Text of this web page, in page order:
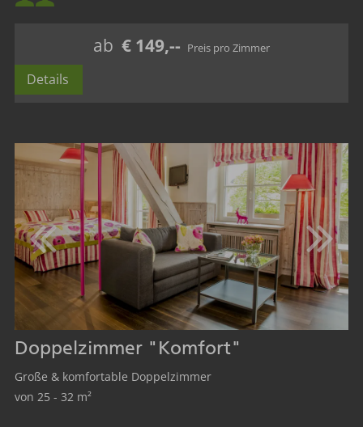
Maximalbelegung:
ab € 149,--
Details
Doppelzimmer "Komfort"
Große & komfortable Doppelzimmer
von 25 - 32 m²